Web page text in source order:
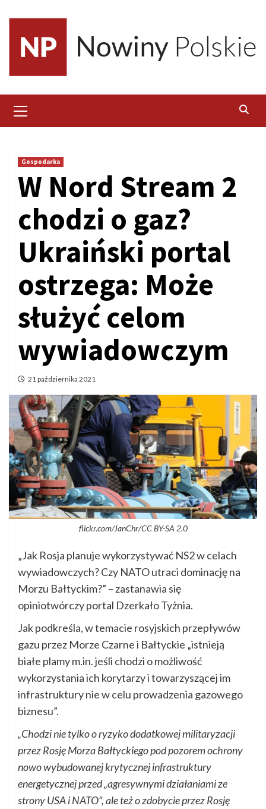
content
Menu
Gospodarka
W Nord Stream 2
chodzi o gaz?
Ukraiński portal
ostrzega: Może
służyć celom
wywiadowczym
21 października 2021
flickr.com/JanChr/CC BY-SA 2.0
„Jak Rosja planuje wykorzystywać NS2 w celach
wywiadowczych? Czy NATO utraci dominację na
Morzu Bałtyckim?” – zastanawia się
opiniotwórczy portal Dzerkało Tyżnia.
Jak podkreśla, w temacie rosyjskich przepływów
gazu przez Morze Czarne i Bałtyckie „istnieją
białe plamy m.in. jeśli chodzi o możliwość
wykorzystania ich korytarzy i towarzyszącej im
infrastruktury nie w celu prowadzenia gazowego
biznesu”.
„Chodzi nie tylko o ryzyko dodatkowej militaryzacji
przez Rosję Morza Bałtyckiego pod pozorem ochrony
nowo wybudowanej krytycznej infrastruktury
energetycznej przed „agresywnymi działaniami ze
strony USA i NATO”, ale też o zdobycie przez Rosję